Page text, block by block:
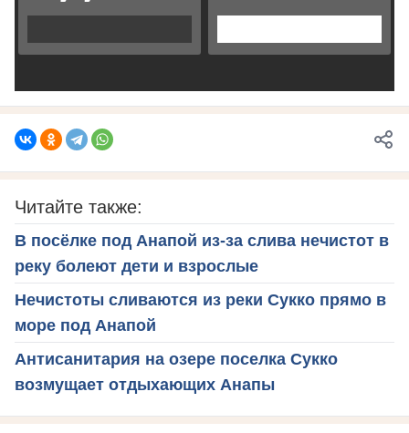
Читайте также:
В посёлке под Анапой из-за слива нечистот в
реку болеют дети и взрослые
Нечистоты сливаются из реки Сукко прямо в
море под Анапой
Антисанитария на озере поселка Сукко
возмущает отдыхающих Анапы